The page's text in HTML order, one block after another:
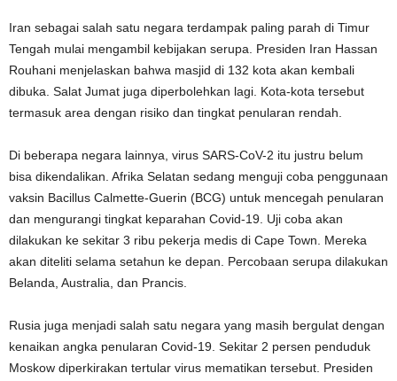
Iran sebagai salah satu negara terdampak paling parah di Timur
Tengah mulai mengambil kebijakan serupa. Presiden Iran Hassan
Rouhani menjelaskan bahwa masjid di 132 kota akan kembali
dibuka. Salat Jumat juga diperbolehkan lagi. Kota-kota tersebut
termasuk area dengan risiko dan tingkat penularan rendah.
Di beberapa negara lainnya, virus SARS-CoV-2 itu justru belum
bisa dikendalikan. Afrika Selatan sedang menguji coba penggunaan
vaksin Bacillus Calmette-Guerin (BCG) untuk mencegah penularan
dan mengurangi tingkat keparahan Covid-19. Uji coba akan
dilakukan ke sekitar 3 ribu pekerja medis di Cape Town. Mereka
akan diteliti selama setahun ke depan. Percobaan serupa dilakukan
Belanda, Australia, dan Prancis.
Rusia juga menjadi salah satu negara yang masih bergulat dengan
kenaikan angka penularan Covid-19. Sekitar 2 persen penduduk
Moskow diperkirakan tertular virus mematikan tersebut. Presiden